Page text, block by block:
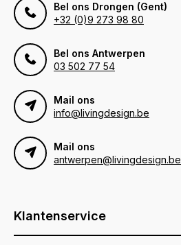
Bel ons Drongen (Gent)
+32 (0)9 273 98 80
Bel ons Antwerpen
03 502 77 54
Mail ons
info@livingdesign.be
Mail ons
antwerpen@livingdesign.be
Klantenservice